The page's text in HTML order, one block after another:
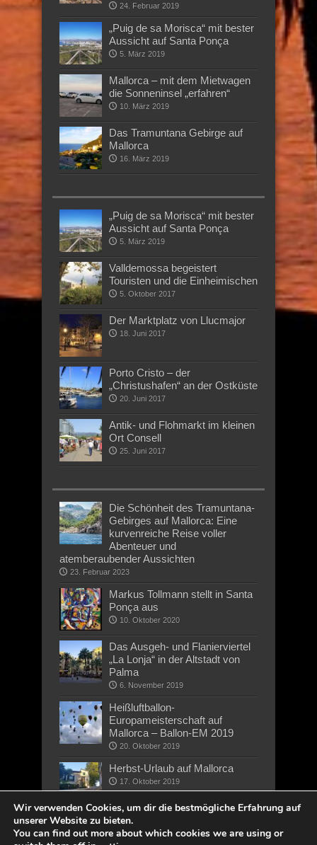
24. Februar 2019
„Puig de sa Morisca“ mit bester
Aussicht auf Santa Ponça
5. März 2019
Mallorca – mit dem Mietwagen
die Sonneninsel „erfahren“
10. März 2019
Das Tramuntana Gebirge auf
Mallorca
16. März 2019
„Puig de sa Morisca“ mit bester
Aussicht auf Santa Ponça
5. März 2019
Valldemossa begeistert
Touristen und die Einheimischen
5. Oktober 2017
Der Marktplatz von Llucmajor
18. Juni 2017
Porto Cristo – der
„Christushafen“ an der Ostküste
20. Juni 2017
Antik- und Flohmarkt im kleinen
Ort Consell
25. Juni 2017
Die Schönheit des Tramuntana-
Gebirges auf Mallorca: Eine
kurvenreiche Reise voller
Abenteuer und
atemberaubender Aussichten
23. Februar 2023
Markus Tollmann stellt in Santa
Ponça aus
10. Oktober 2020
Das Ausgeh- und Flanierviertel
„La Lonja“ in der Altstadt von
Palma
6. November 2019
Heißluftballon-
Europameisterschaft auf
Mallorca – Ballon-EM 2019
20. Oktober 2019
Herbst-Urlaub auf Mallorca
17. Oktober 2019
Wir verwenden Cookies, um dir die bestmögliche Erfahrung auf
unserer Website zu bieten.
You can find out more about which cookies we are using or